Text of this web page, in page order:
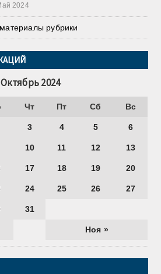
2024
рубрики
Октябрь 2024
Чт Пт Сб Вс
Ноя »
3 4 5 6
10 11 12 13
17 18 19 20
24 25 26 27
31